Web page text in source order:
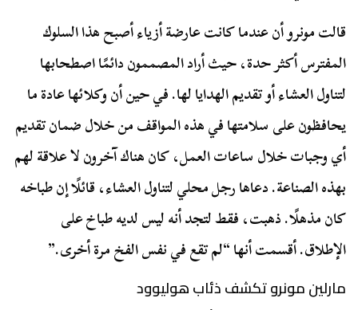
قالت مونرو أن عندما كانت عارضة أزياء أصبح هذا السلوك
المفترس أكثر حدة، حيث أراد المصممون دائمًا اصطحابها
لتناول العشاء أو تقديم الهدايا لها. في حين أن وكلائها عادة ما
يحافظون على سلامتها في هذه المواقف من خلال ضمان تقديم
أي وجبات خلال ساعات العمل، كان هناك آخرون لا علاقة لهم
بهذه الصناعة. دعاها رجل محلي لتناول العشاء، قائلًا إن طباخه
كان مذهلًا. ذهبت، فقط لتجد أنه ليس لديه طباخ على
الإطلاق. أقسمت أنها “لم تقع في نفس الفخ مرة أخرى.”
مارلين مونرو تكشف ذئاب هوليوود